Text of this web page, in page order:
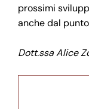
prossimi
anche dal
Dott.ssa Alice